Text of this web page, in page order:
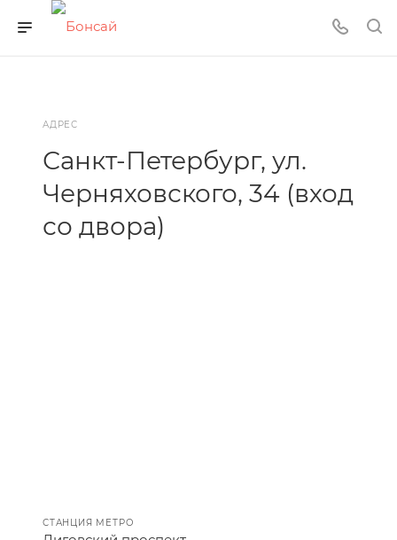
АДРЕС
Санкт-Петербург, ул.
Черняховского, 34 (вход
со двора)
СТАНЦИЯ МЕТРО